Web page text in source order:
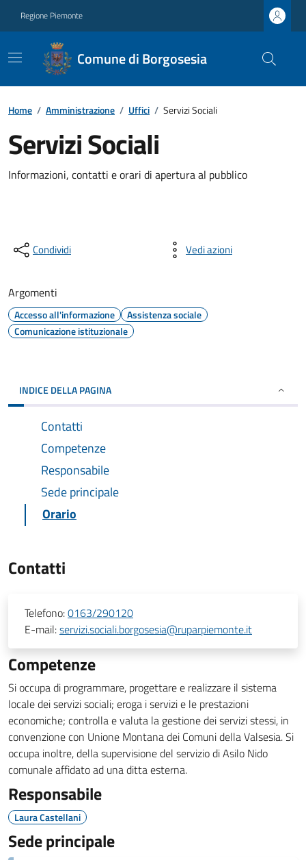
Regione Piemonte
Comune di Borgosesia
Home / Amministrazione / Uffici / Servizi Sociali
Servizi Sociali
Informazioni, contatti e orari di apertura al pubblico
Condividi Vedi azioni
Argomenti
Accesso all'informazione
Assistenza sociale
Comunicazione istituzionale
INDICE DELLA PAGINA
Contatti
Competenze
Responsabile
Sede principale
Orario
Contatti
Telefono:0163/290120
E-mail:servizi.sociali.borgosesia@ruparpiemonte.it
Competenze
Si occupa di programmare, progettare e realizzare il sistema
locale dei servizi sociali; eroga i servizi e le prestazioni
economiche; controlla e valuta la gestione dei servizi stessi, in
convenzione con Unione Montana dei Comuni della Valsesia. Si
occupa inoltre, della supervisione del servizio di Asilo Nido
comunale affidato ad una ditta esterna.
Responsabile
Laura Castellani
Sede principale